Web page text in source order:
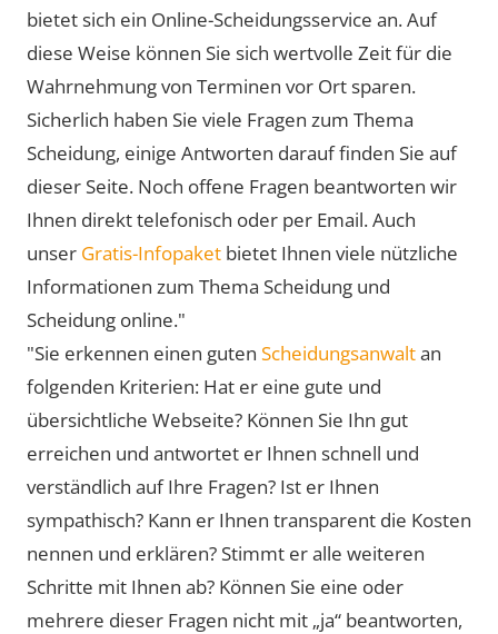
bietet sich ein Online-Scheidungsservice an. Auf
diese Weise können Sie sich wertvolle Zeit für die
Wahrnehmung von Terminen vor Ort sparen.
Sicherlich haben Sie viele Fragen zum Thema
Scheidung, einige Antworten darauf finden Sie auf
dieser Seite. Noch offene Fragen beantworten wir
Ihnen direkt telefonisch oder per Email. Auch
unser Gratis-Infopaket bietet Ihnen viele nützliche
Informationen zum Thema Scheidung und
Scheidung online."
"Sie erkennen einen guten Scheidungsanwaltan
folgenden Kriterien: Hat er eine gute und
übersichtliche Webseite? Können Sie Ihn gut
erreichen und antwortet er Ihnen schnell und
verständlich auf Ihre Fragen? Ist er Ihnen
sympathisch? Kann er Ihnen transparent die Kosten
nennen und erklären? Stimmt er alle weiteren
Schritte mit Ihnen ab? Können Sie eine oder
mehrere dieser Fragen nicht mit „ja“ beantworten,